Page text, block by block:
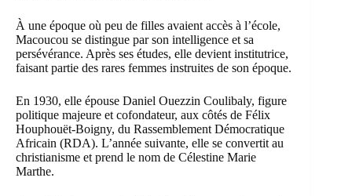
À une époque où peu de filles avaient accès à l’école,
Macoucou se distingue par son intelligence et sa
persévérance. Après ses études, elle devient institutrice,
faisant partie des rares femmes instruites de son époque.
En 1930, elle épouse Daniel Ouezzin Coulibaly, figure
politique majeure et cofondateur, aux côtés de Félix
Houphouët-Boigny, du Rassemblement Démocratique
Africain (RDA). L’année suivante, elle se convertit au
christianisme et prend le nom de Célestine Marie
Marthe.